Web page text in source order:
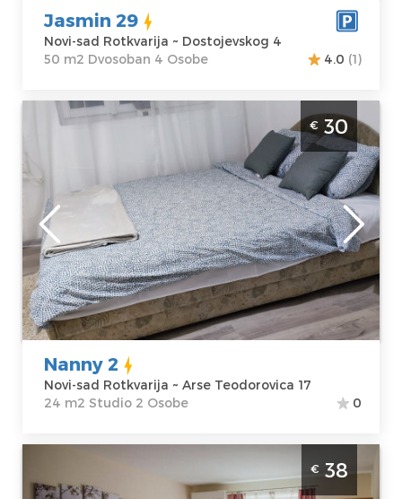
Jasmin 29
Novi-sad Rotkvarija ~ Dostojevskog 4
50 m2 Dvosoban 4 Osobe
4.0 (1)
Studio Apartman Nanny 2 Novi Sad
Rotkvarija je lepo uredjen stan na dan za
Novi-sad
Lokacija:
Novi-
sad Rotkvarija
Adresa:Arse
Teodorovica 17
Cena30 €
Gosti:2
Kvadratura :24
m2
Struktura :
Studio
€ 30
Nanny 2
Novi-sad Rotkvarija ~ Arse Teodorovica 17
24 m2 Studio 2 Osobe
0
Studio Apartman Jasmin 30 Novi Sad
€ 38